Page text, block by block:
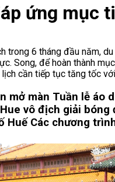
ứng mục
trong 6 tháng đầu năm,
Song, để hoàn thành
lịch cần tiếp tục tăng tốc
mở màn Tuần lễ áo
vô địch giải bóng
Huế Các chương